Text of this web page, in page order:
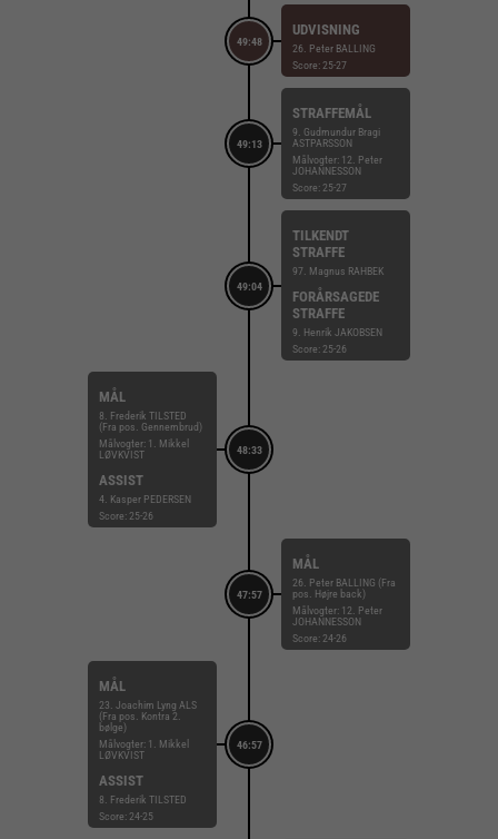
49:48
UDVISNING
26. Peter BALLING
Score: 25-27
49:13
STRAFFEMÅL
9. Gudmundur Bragi
ASTPARSSON
Målvogter: 12. Peter
JOHANNESSON
Score: 25-27
49:04
TILKENDT
STRAFFE
97. Magnus RAHBEK
FORÅRSAGEDE
STRAFFE
9. Henrik JAKOBSEN
Score: 25-26
48:33
MÅL
8. Frederik TILSTED
(Fra pos. Gennembrud)
Målvogter: 1. Mikkel
LØVKVIST
ASSIST
4. Kasper PEDERSEN
Score: 25-26
47:57
MÅL
26. Peter BALLING (Fra
pos. Højre back)
Målvogter: 12. Peter
JOHANNESSON
Score: 24-26
46:57
MÅL
23. Joachim Lyng ALS
(Fra pos. Kontra 2.
bølge)
Målvogter: 1. Mikkel
LØVKVIST
ASSIST
8. Frederik TILSTED
Score: 24-25